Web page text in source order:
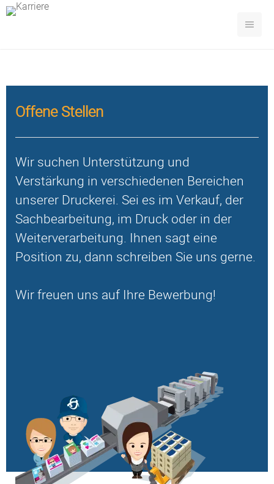
Offene Stellen
Wir suchen Unterstützung und
Verstärkung in verschiedenen Bereichen
unserer Druckerei. Sei es im Verkauf, der
Sachbearbeitung, im Druck oder in der
Weiterverarbeitung. Ihnen sagt eine
Position zu, dann schreiben Sie uns gerne.
Wir freuen uns auf Ihre Bewerbung!